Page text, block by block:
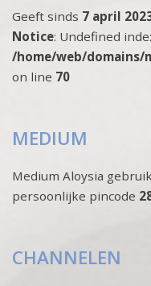
Geeft sinds 7 april
Notice: Undefined
/home/web/domains/
on line 70
MEDIUM
Medium Aloysia
persoonlijke pincode
CHANNELEN